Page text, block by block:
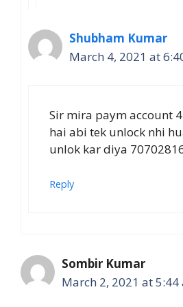
Shubham Kumar
March 4, 2021 at
Sir mira paym account
hai abi tek unlock nhi
unlok kar diya
Reply
Sombir Kumar
March 2, 2021 at 5:44